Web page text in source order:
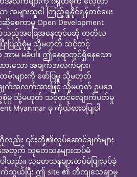
အများသူငါ ကြည့်ရှုနိုင်ရန်တင်ပေး
စေကာမူ Open Development
မည်သည့်အခြေအနေတွင်မဆို တတိယ
ပြီးပြည့်စုံမှု သို့မဟုတ် သင့်တင့်
မ မခံပါ။ ဤနေရာတွင်ရှိနေသော
သော အချက်အလက်များ၊
းများကို ဖော်ပြမှု သို့မဟုတ်
က်အလက်အားဖြင့် သို့မဟုတ် ဥပဒေ
ြည့်စုံမှု သို့မဟုတ် သင့်တင့်လျောက်ပတ်မှု
Myanmar မှ ကိုယ်စားမပြုပါ
လည်း ၎င်းတို့၏လုပ်ဆောင်ချက်များ
တွက် သုတေသနများထပ်မံ
သည်။ သုတေသနများထပ်မံပြုလုပ်ခဲ့
သွယ်ပြီး ဤ site ၏ တိကျသေချာမှု